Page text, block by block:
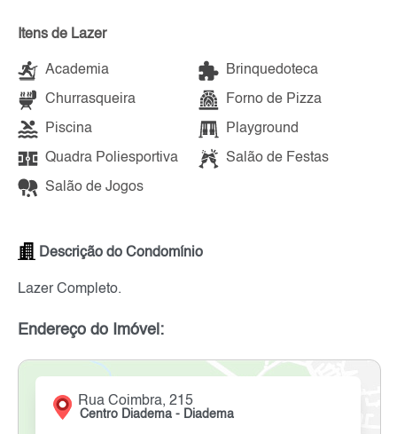
Itens de Lazer
Academia Brinquedoteca
Churrasqueira Forno de Pizza
Piscina Playground
Quadra Poliesportiva Salão de Festas
Salão de Jogos
Descrição do Condomínio
Lazer Completo.
Endereço do Imóvel:
Rua Coimbra, 215
Centro Diadema - Diadema